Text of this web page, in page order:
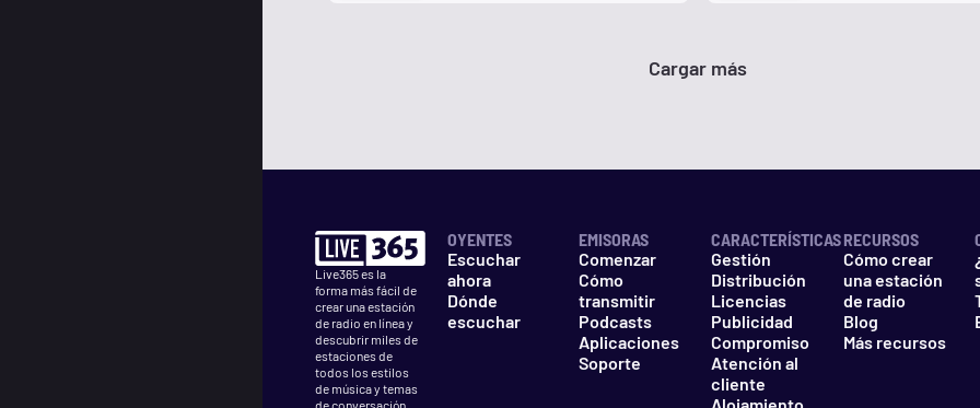
Cargar más
Live365 es la
forma más fácil de
crear una estación
de radio en línea y
descubrir miles de
estaciones de
todos los estilos
de música y temas
de conversación.
OYENTES
Escuchar
ahora
Dónde
escuchar
EMISORAS
Comenzar
Cómo
transmitir
Podcasts
Aplicaciones
Soporte
CARACTERÍSTICAS
Gestión
Distribución
Licencias
Publicidad
Compromiso
Atención al
cliente
RECURSOS
Cómo crear
una estación
de radio
Blog
Más recursos